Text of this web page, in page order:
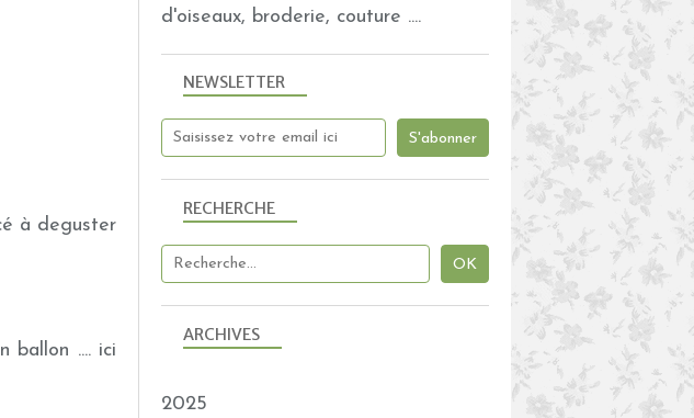
à deguster
ballon .... ici
NEWSLETTER
RECHERCHE
d'oiseaux, broderie, couture ....
ARCHIVES
2025